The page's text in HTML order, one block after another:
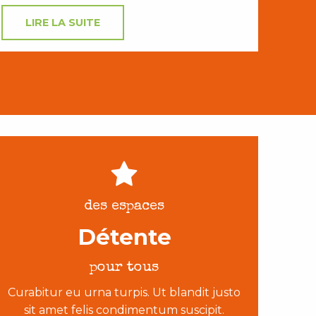
LIRE LA SUITE
des espaces
Détente
pour tous
Curabitur eu urna turpis. Ut blandit justo
sit amet felis condimentum suscipit.